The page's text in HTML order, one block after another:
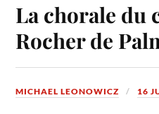
La chorale du
Rocher de
MICHAEL LEONOWICZ 16